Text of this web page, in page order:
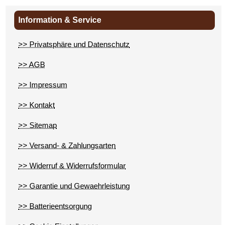
Information & Service
>> Privatsphäre und Datenschutz
>> AGB
>> Impressum
>> Kontakt
>> Sitemap
>> Versand- & Zahlungsarten
>> Widerruf & Widerrufsformular
>> Garantie und Gewaehrleistung
>> Batterieentsorgung